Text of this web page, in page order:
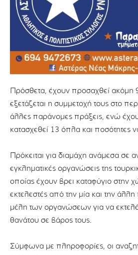
Πρόσθετα, έχουν προσαχθεί ακόμη
εξετάζεται η συμμετοχή τους στο
άλλες παράνομες πράξεις, ενώ
κατασχεθεί 13 όπλα και ποσότητες
Πρόκειται για διαμάχη ανάμεσα σε
εγκληματικές οργανώσεις της
οποίας έχουν βρει καταφύγιο στην
εκτελεστές από την μία και την
μέλη των οργανώσεων για να
θανάτου σε βάρος τους.
Σύμφωνα με πληροφορίες, οι